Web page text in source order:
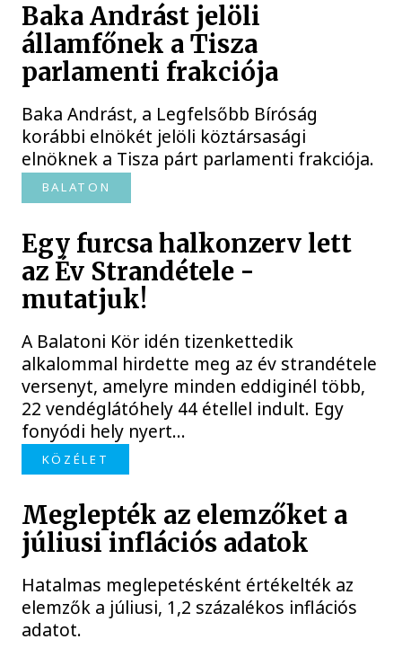
Baka Andrást jelöli
államfőnek a Tisza
parlamenti frakciója
Baka Andrást, a Legfelsőbb Bíróság
korábbi elnökét jelöli köztársasági
elnöknek a Tisza párt parlamenti frakciója.
BALATON
Egy furcsa halkonzerv lett
az Év Strandétele -
mutatjuk!
A Balatoni Kör idén tizenkettedik
alkalommal hirdette meg az év strandétele
versenyt, amelyre minden eddiginél több,
22 vendéglátóhely 44 étellel indult. Egy
fonyódi hely nyert...
KÖZÉLET
Meglepték az elemzőket a
júliusi inflációs adatok
Hatalmas meglepetésként értékelték az
elemzők a júliusi, 1,2 százalékos inflációs
adatot.